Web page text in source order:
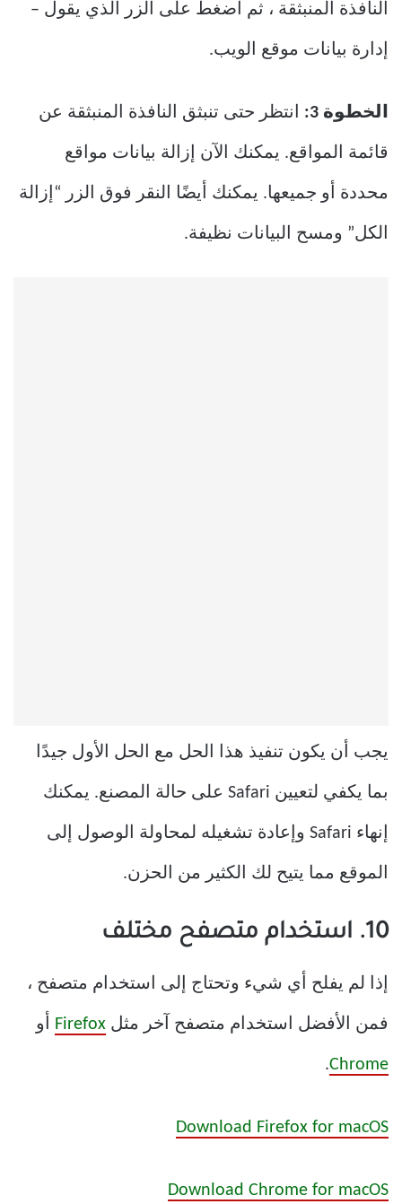
النافذة المنبثقة ، ثم اضغط على الزر الذي يقول –
إدارة بيانات موقع الويب.
الخطوة 3: انتظر حتى تنبثق النافذة المنبثقة عن
قائمة المواقع. يمكنك الآن إزالة بيانات مواقع
محددة أو جميعها. يمكنك أيضًا النقر فوق الزر “إزالة
الكل” ومسح البيانات نظيفة.
يجب أن يكون تنفيذ هذا الحل مع الحل الأول جيدًا
بما يكفي لتعيين Safari على حالة المصنع. يمكنك
إنهاء Safari وإعادة تشغيله لمحاولة الوصول إلى
الموقع مما يتيح لك الكثير من الحزن.
10. استخدام متصفح مختلف
إذا لم يفلح أي شيء وتحتاج إلى استخدام متصفح ،
فمن الأفضل استخدام متصفح آخر مثل Firefox أو
Chrome
.
Download Firefox for macOS
Download Chrome for macOS